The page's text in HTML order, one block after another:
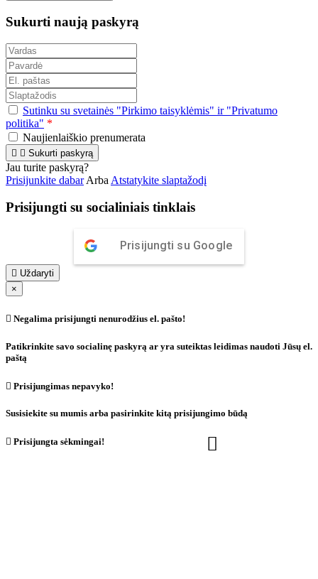

Sukurti naują paskyrą
Sutinku su svetainės "Pirkimo taisyklėmis" ir "Privatumo
politika" *
Naujienlaiškio prenumerata
  Sukurti paskyrą
Jau turite paskyrą?
Prisijunkite dabarArba Atstatykite slaptažodį
Prisijungti su socialiniais tinklais
Prisijungti su Google
 Uždaryti
×
 Negalima prisijungti nenurodžius el. pašto!
Patikrinkite savo socialinę paskyrą ar yra suteiktas leidimas naudoti Jūsų el.
paštą
 Prisijungimas nepavyko!
Susisiekite su mumis arba pasirinkite kitą prisijungimo būdą
 Prisijungta sėkmingai!